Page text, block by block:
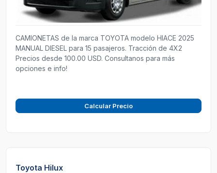
CAMIONETAS de la marca TOYOTA modelo HIACE 2025
MANUAL DIESEL para 15 pasajeros. Tracción de 4X2
Precios desde 100.00 USD. Consultanos para más
opciones e info!
Calcular Precio
Toyota Hilux